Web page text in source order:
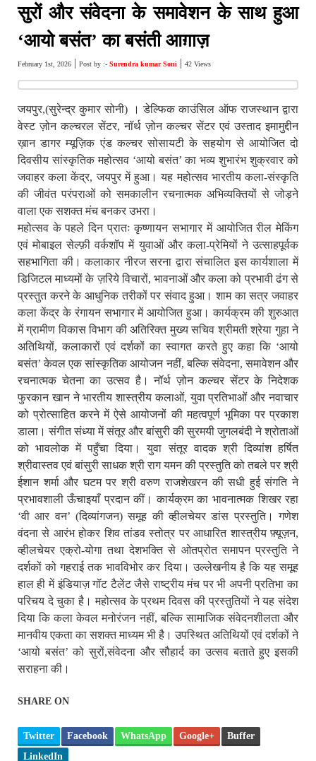
सुरों और संवेदना के समावेशन के साथ हुआ
‘आयो बसंत’ का बसंती आग़ाज़
February 1st, 2026| Post by :- Surendra kumar Soni| 42 Views
जयपुर,(सुरेन्द्र कुमार सोनी) । डेल्फिक काउंसिल ऑफ राजस्थान द्वारा
वेस्ट ज़ोन कल्चरल सेंटर, नॉर्थ ज़ोन कल्चर सेंटर एवं उस्ताद इमामुद्दीन
ख़ान डागर म्यूज़िक एंड कल्चर सोसायटी के सहयोग से आयोजित दो
दिवसीय सांस्कृतिक महोत्सव ‘आयो बसंत’ का भव्य शुभारंभ शुक्रवार को
जवाहर कला केंद्र, जयपुर में हुआ। यह महोत्सव भारतीय कला-संस्कृति
की जीवंत परंपराओं को समकालीन रचनात्मक अभिव्यक्तियों से जोड़ने
वाला एक सशक्त मंच बनकर उभरा।
महोत्सव के पहले दिन प्रातः कृष्णायन सभागार में आयोजित रील मेकिंग
एवं मोबाइल सेल्फ़ी वर्कशॉप में युवाओं और कला-प्रेमियों ने उत्साहपूर्वक
सहभागिता की। कलाकार नीरज सरना द्वारा संचालित इस कार्यशाला में
डिजिटल माध्यमों के ज़रिये विचारों, भावनाओं और कला को प्रभावी ढंग से
प्रस्तुत करने के आधुनिक तरीकों पर संवाद हुआ। शाम का सत्र जवाहर
कला केंद्र के रंगायन सभागार में आयोजित हुआ। कार्यक्रम की शुरुआत
में ग्रामीण विकास विभाग की अतिरिक्त मुख्य सचिव श्रीमती श्रेया गुहा ने
अतिथियों, कलाकारों एवं दर्शकों का स्वागत करते हुए कहा कि ‘आयो
बसंत’ केवल एक सांस्कृतिक आयोजन नहीं, बल्कि संवेदना, समावेशन और
रचनात्मक चेतना का उत्सव है। नॉर्थ ज़ोन कल्चर सेंटर के निदेशक
फुरकान खान ने भारतीय शास्त्रीय कलाओं, युवा प्रतिभाओं और नवाचार
को प्रोत्साहित करने में ऐसे आयोजनों की महत्वपूर्ण भूमिका पर प्रकाश
डाला। संगीत संध्या में संतूर और बांसुरी की सुरमयी जुगलबंदी ने श्रोताओं
को भावलोक में पहुँचा दिया। युवा संतूर वादक श्री दिव्यांश हर्षित
श्रीवास्तव एवं बांसुरी साधक श्री राग यमन की प्रस्तुति को तबले पर श्री
ईशान शर्मा और घटम पर श्री वरुण राजशेखरन की सधी हुई संगति ने
प्रभावशाली ऊँचाइयाँ प्रदान कीं। कार्यक्रम का भावनात्मक शिखर रहा
‘वी आर वन’ (दिव्यांगजन) समूह की व्हीलचेयर डांस प्रस्तुति। गणेश
वंदना से आरंभ होकर शिव तांडव स्तोत्र पर आधारित शास्त्रीय फ़्यूज़न,
व्हीलचेयर एक्रो-योगा तथा देशभक्ति से ओतप्रोत समापन प्रस्तुति ने
दर्शकों को गहराई तक भावविभोर कर दिया। उल्लेखनीय है कि यह समूह
हाल ही में इंडियाज़ गॉट टैलेंट जैसे राष्ट्रीय मंच पर भी अपनी प्रतिभा का
परिचय दे चुका है। महोत्सव के प्रथम दिवस की प्रस्तुतियों ने यह संदेश
दिया कि कला केवल मनोरंजन नहीं, बल्कि सामाजिक संवेदनशीलता और
मानवीय एकता का सशक्त माध्यम भी है। उपस्थित अतिथियों एवं दर्शकों ने
‘आयो बसंत’ को सुरों,संवेदना और सौहार्द का उत्सव बताते हुए इसकी
सराहना की।
SHARE ON
Twitter Facebook WhatsApp Google+
Buffer
LinkedIn